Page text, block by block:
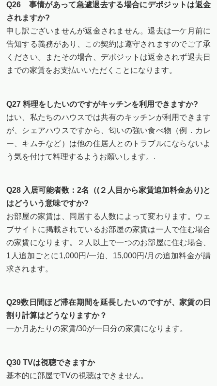
Q26 事情があって急遽退去する場合にデポジットは返金
されますか?
申し訳ございませんが返金されません。退去は一ケ月前に
告知する義務があり、この契約は遵守されますのでご了承
ください。またその場合、デポジットは返金されず退去日
までの家賃をお支払いいただくことになります。
Q27 料理をしたいのですがキッチンを利用できますか?
はい、私たちのハウスでは共有のキッチンが利用できます
が、シェアハウスですから、匂いの強い食べ物（例．カレ
ー、キムチなど）は他の住居人とのトラブルにならないよ
う気を付けて料理するようお願いします。.
Q28 入居可能者数：2名（(２人目から家賃追加料金あり)と
はどういう意味ですか?
お部屋の家賃は、同居する人数によって変わります。ウェ
ブサイトに掲載されているお部屋の家賃は一人で住む場合
の家賃になります。２人以上で一つのお部屋に住む場合、
1人追加ごとに1,000円/一泊、15,000円/月の追加料金が請
求されます。
Q29数日間ほど滞在期間を延長したいのですが、家賃の日
割り計算はどうなりますか？
一か月あたりの家賃/30が一日分の家賃になります。
Q30 TVは視聴できますか
基本的に部屋でTVの視聴はできません。